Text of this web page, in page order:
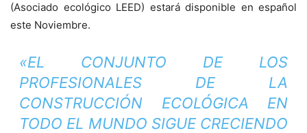
(Asociado ecológico LEED) estará disponible en español
este Noviembre.
«EL CONJUNTO DE LOS
PROFESIONALES DE LA
CONSTRUCCIÓN ECOLÓGICA EN
TODO EL MUNDO SIGUE CRECIENDO